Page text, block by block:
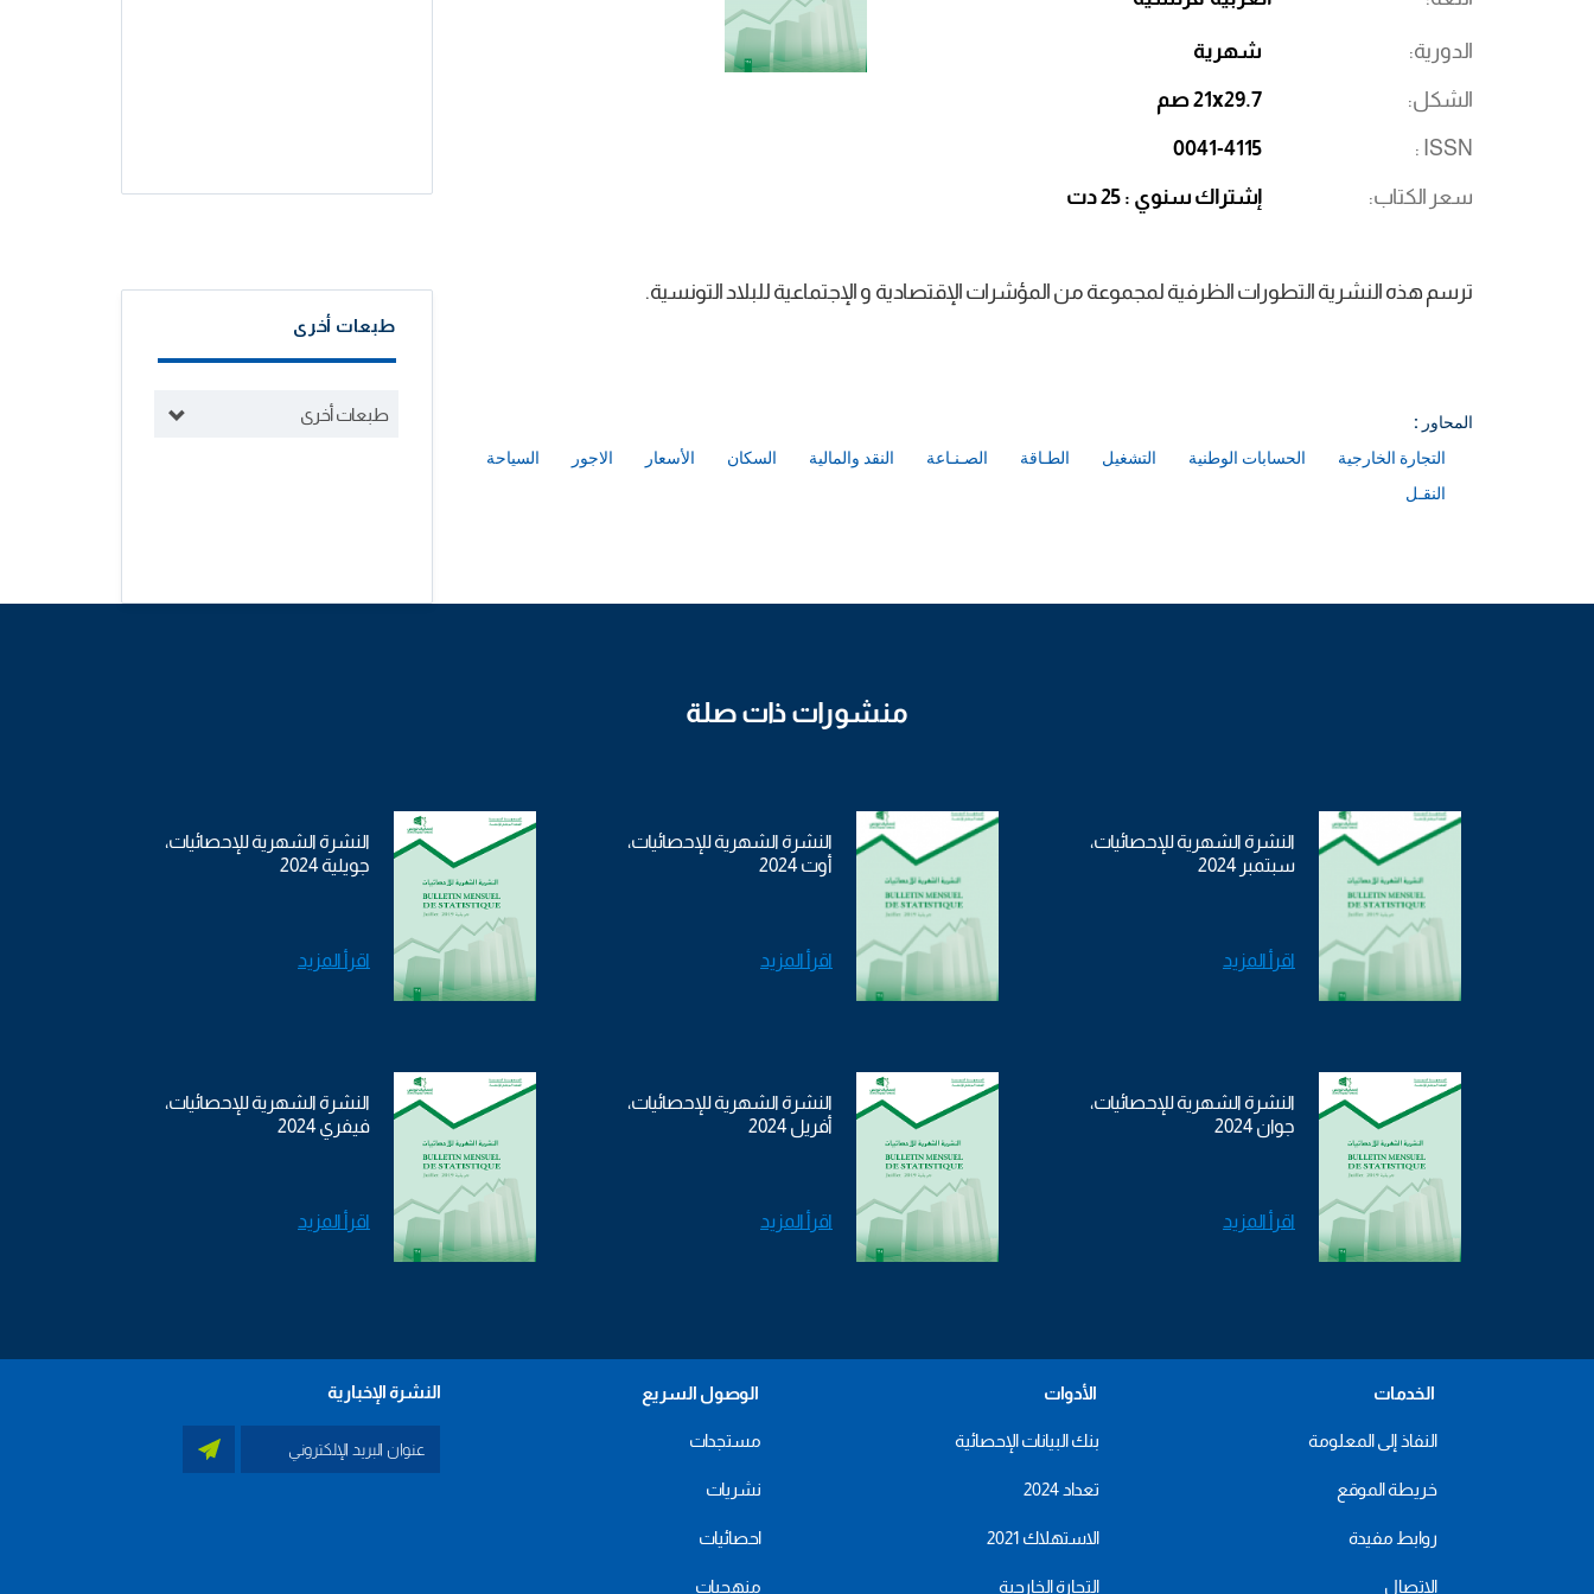
الدورية شهرية
الشكل 21x29.7 صم
ISSN
0041-4115
سعر الكتاب إشتراك سنوي : 25 دت
ترسم هذه النشرية التطورات الظرفية لمجموعة من المؤشرات الإقتصادية و الإجتماعية للبلاد التونسية.
المحاور :
التجارة الخارجية
الحسابات الوطنية التشغيل الطـاقة الصـنـاعة النقد والمالية السكان الأسعار الاجور
السياحة
النقـل
طبعات أخرى
طبعات أخرى
منشورات ذات صلة
النشرة الشهرية للإحصائيات،
سبتمبر 2024
اقرأ المزيد
النشرة الشهرية للإحصائيات،
أوت 2024
اقرأ المزيد
النشرة الشهرية للإحصائيات،
جويلية 2024
اقرأ المزيد
النشرة الشهرية للإحصائيات،
جوان 2024
اقرأ المزيد
النشرة الشهرية للإحصائيات،
أفريل 2024
اقرأ المزيد
النشرة الشهرية للإحصائيات،
فيفري 2024
اقرأ المزيد
الخدمات
النفاذ إلى المعلومة
خريطة الموقع
روابط مفيدة
الاتصال
الأدوات
بنك البيانات الإحصائية
تعداد 2024
الاستهلاك 2021
التجارة الخارجية
الوصول السريع
مستجدات
نشريات
احصائيات
منهجيات
النشرة الإخبارية